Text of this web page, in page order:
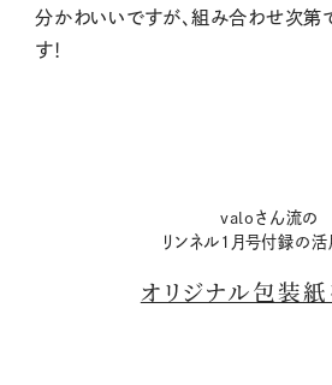
分かわいいですが、 組み合わせ次第
す！
valoさん流の
リンネル1月号付録の
オリジナル包装